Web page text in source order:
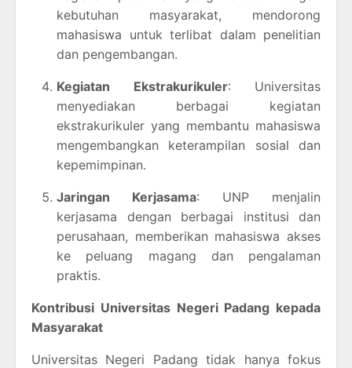
kebutuhan masyarakat, mendorong
mahasiswa untuk terlibat dalam penelitian
dan pengembangan.
Kegiatan Ekstrakurikuler: Universitas
menyediakan berbagai kegiatan
ekstrakurikuler yang membantu mahasiswa
mengembangkan keterampilan sosial dan
kepemimpinan.
Jaringan Kerjasama: UNP menjalin
kerjasama dengan berbagai institusi dan
perusahaan, memberikan mahasiswa akses
ke peluang magang dan pengalaman
praktis.
Kontribusi Universitas Negeri Padang kepada
Masyarakat
Universitas Negeri Padang tidak hanya fokus